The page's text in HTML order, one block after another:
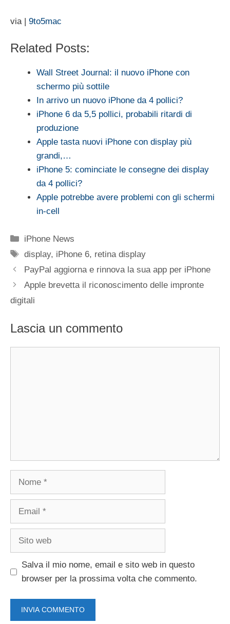
via | 9to5mac
Related Posts:
Wall Street Journal: il nuovo iPhone con
schermo più sottile
In arrivo un nuovo iPhone da 4 pollici?
iPhone 6 da 5,5 pollici, probabili ritardi di
produzione
Apple tasta nuovi iPhone con display più
grandi,…
iPhone 5: cominciate le consegne dei display
da 4 pollici?
Apple potrebbe avere problemi con gli schermi
in-cell
Categorie
iPhone News
Tag
display, iPhone 6, retina display
PayPal aggiorna e rinnova la sua app per iPhone
Apple brevetta il riconoscimento delle impronte
digitali
Lascia un commento
Nome
Email
Sito
Salva il mio nome, email e sito web in questo
browser per la prossima volta che commento.